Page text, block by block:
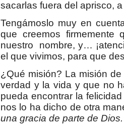
sacarlas fuera del aprisco,
Tengámoslo muy en
que creemos
nuestro nombre, y…
el que vivimos, para que
¿Qué misión? La misión
verdad y la vida y que no
pueda encontrar la
nos lo ha dicho de otra
una gracia de parte de